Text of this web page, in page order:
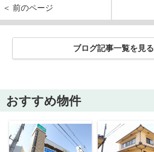
＜ 前のページ
ブログ記事一覧を見る
おすすめ物件